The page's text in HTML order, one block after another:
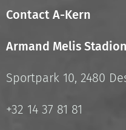
Contact A-Kern
Armand Melis Stadion
Sportpark 10, 2480
+32 14 37 81 81